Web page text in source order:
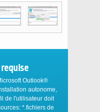
Outlook®
autonome,
de l'utilisateur doit
*.fichiers de